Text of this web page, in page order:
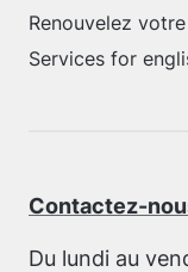
Renouvelez
Services for
Contactez-
Du lundi au